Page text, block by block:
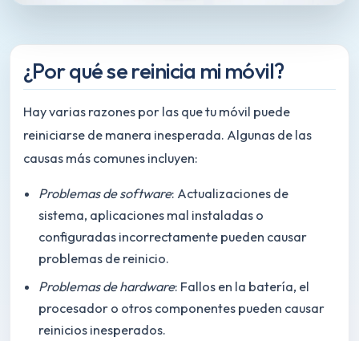
¿Por qué se reinicia mi móvil?
Hay varias razones por las que tu móvil puede
reiniciarse de manera inesperada. Algunas de las
causas más comunes incluyen:
Problemas de software: Actualizaciones de
sistema, aplicaciones mal instaladas o
configuradas incorrectamente pueden causar
problemas de reinicio.
Problemas de hardware: Fallos en la batería, el
procesador o otros componentes pueden causar
reinicios inesperados.